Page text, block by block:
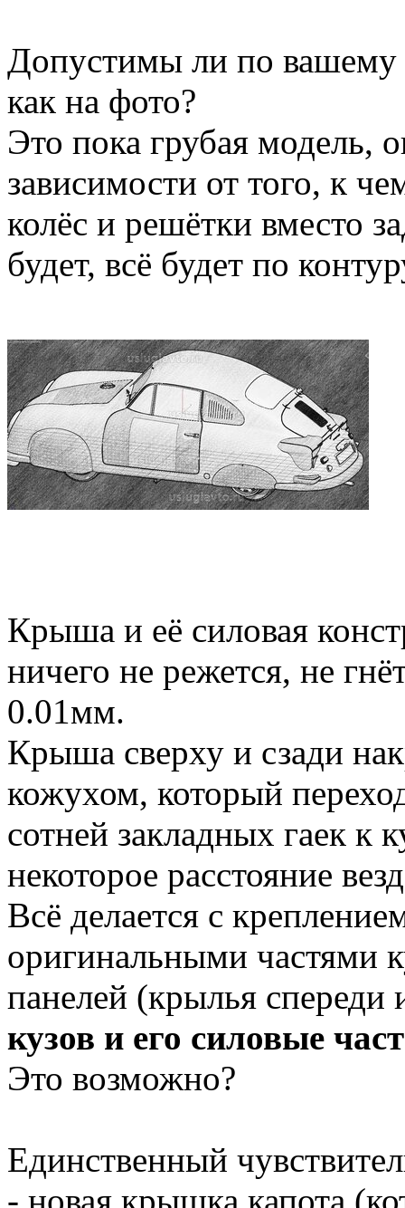
Допустимы ли по вашему
как на фото?
Это пока грубая модель,
зависимости от того, к
колёс и решётки вместо
будет, всё будет по
Крыша и её силовая
ничего не режется, не
0.01мм.
Крыша сверху и сзади
кожухом, который
сотней закладных гаек к
некоторое расстояние
Всё делается с
оригинальными частями
панелей (крылья спереди
кузов и его силовые
Это возможно?
Единственный